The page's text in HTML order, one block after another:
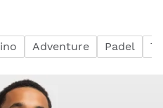
Adventure Padel